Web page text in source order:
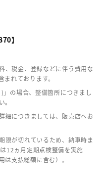
】
、税金、登録などに伴う費用な
れております。
の場合、整備箇所につきまし
細につきましては、販売店へお
限が切れているため、納車時ま
12ヵ月定期点検整備を実施
は支払総額に含む）。